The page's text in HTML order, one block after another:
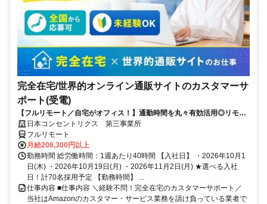
完全在宅/世界的オンライン通販サイトのカスタマーサ
ポート(受電)
【フルリモート／自宅がオフィス！】通勤時間を丸々有効活用◎リモー
ト研修・フォロー充実で在宅でも安心★セールス要素一切なし！
日本コンセントリクス 第三事業所
フルリモート
月給206,300円以上
勤務時間 総労働時間：1週あたり40時間 【入社日】 ・2026年10月1
日(木) ・2026年10月19日(月) ・2026年11月2日(月) ★選べる入社
日！計70名採用予定 【勤務時間】 ...
仕事内容 ■仕事内容 ＼経験不問！完全在宅のカスタマーサポート／
当社はAmazonのカスタマー・サービス業務を請け負っている業者で